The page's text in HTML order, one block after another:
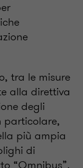
tra le misure
alla direttiva
degli
particolare,
più ampia
di